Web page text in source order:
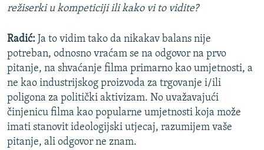
režiserki u kompeticiji ili kako vi to vidite?
Radić: Ja to vidim tako da nikakav balans nije
potreban, odnosno vraćam se na odgovor na prvo
pitanje, na shvaćanje filma primarno kao umjetnosti, a
ne kao industrijskog proizvoda za trgovanje i/ili
poligona za politički aktivizam. No uvažavajući
činjenicu filma kao popularne umjetnosti koja može
imati stanovit ideologijski utjecaj, razumijem vaše
pitanje, ali odgovor ne znam.